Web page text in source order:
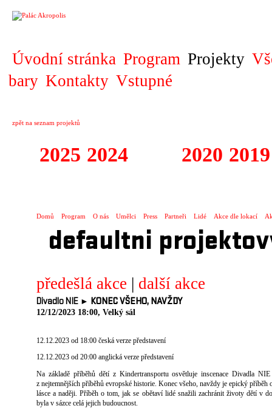
Úvodní stránka Program Projekty
bary Kontakty Vstupné
zpět na seznam projektů
2025 2024 2020 2019
Domů Program O nás Umělci Press Partneři Lidé Akce dle lokací
defaultni
předešlá akce | další akce
Divadlo NIE ► KONEC VŠEHO, NAVŽDY
12/12/2023 18:00, Velký sál
12.12.2023 od 18:00 česká verze představení
12.12.2023 od 20:00 anglická verze představení
Na základě příběhů dětí z Kindertransportu osvětluje inscenace Divadla NIE
z nejtemnějších příběhů evropské historie. Konec všeho, navždy je epický příběh
lásce a naději. Příběh o tom, jak se obětaví lidé snažili zachránit životy dětí v
byla v sázce celá jejich budoucnost.